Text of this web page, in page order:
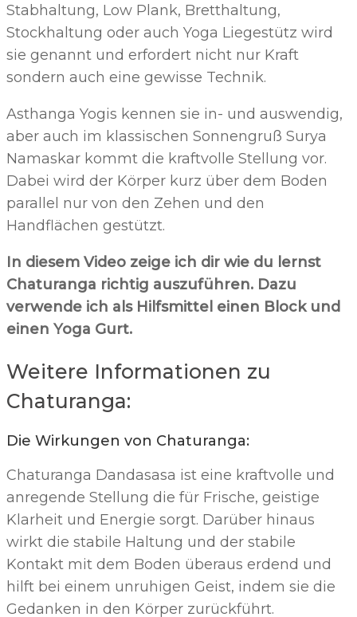
Stabhaltung, Low Plank, Bretthaltung,
Stockhaltung oder auch Yoga Liegestütz wird
sie genannt und erfordert nicht nur Kraft
sondern auch eine gewisse Technik.
Asthanga Yogis kennen sie in- und auswendig,
aber auch im klassischen Sonnengruß Surya
Namaskar kommt die kraftvolle Stellung vor.
Dabei wird der Körper kurz über dem Boden
parallel nur von den Zehen und den
Handflächen gestützt.
In diesem Video zeige ich dir wie du lernst
Chaturanga richtig auszuführen. Dazu
verwende ich als Hilfsmittel einen Block und
einen Yoga Gurt.
Weitere Informationen zu
Chaturanga:
Die Wirkungen von Chaturanga:
Chaturanga Dandasasa ist eine kraftvolle und
anregende Stellung die für Frische, geistige
Klarheit und Energie sorgt. Darüber hinaus
wirkt die stabile Haltung und der stabile
Kontakt mit dem Boden überaus erdend und
hilft bei einem unruhigen Geist, indem sie die
Gedanken in den Körper zurückführt.